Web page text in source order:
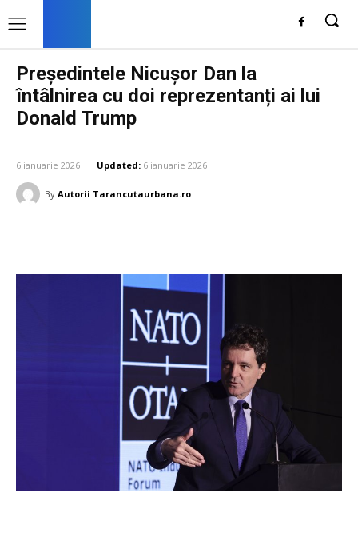
Președintele Nicușor Dan la
întâlnirea cu doi reprezentanți ai lui
Donald Trump
6 ianuarie 2026 Updated: 6 ianuarie 2026
By Autorii Tarancutaurbana.ro